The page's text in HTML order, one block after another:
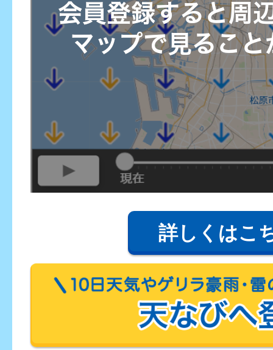
詳しくはこ